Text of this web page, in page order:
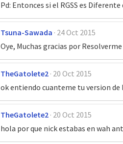
Pd: Entonces si el RGSS es
Tsuna-Sawada 24 Oct 2015
Oye, Muchas gracias por
TheGatolete2 20 Oct 2015
ok entiendo cuanteme tu version de
TheGatolete2 20 Oct 2015
hola por que nick estabas en wah